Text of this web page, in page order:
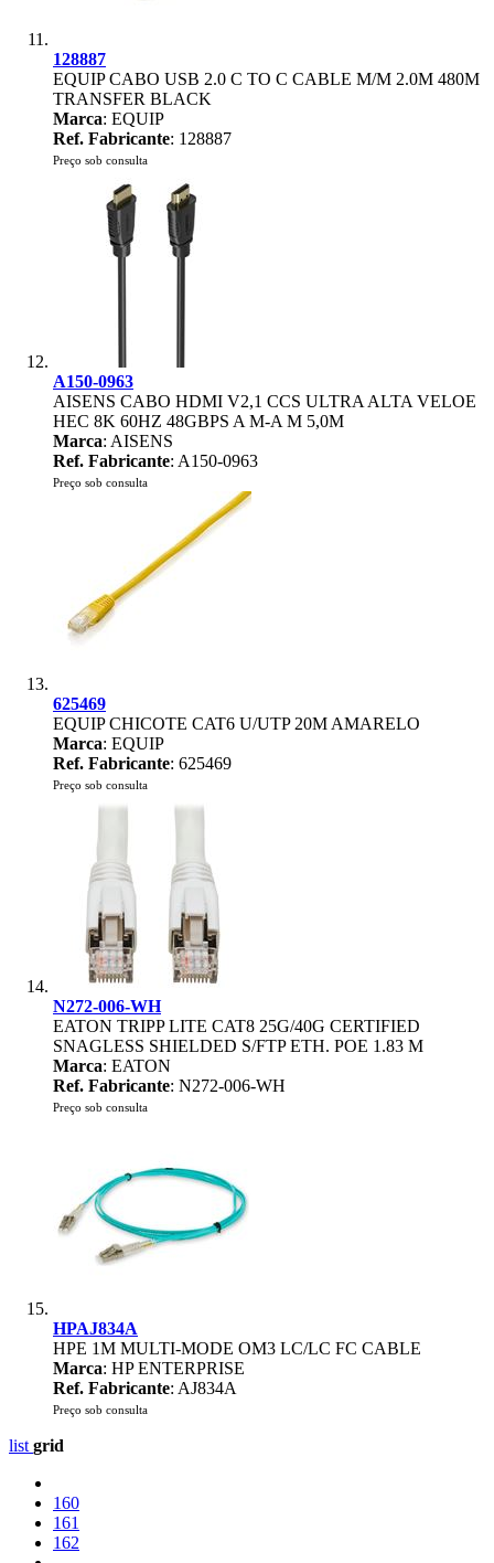
128887
EQUIP CABO USB 2.0 C TO C CABLE M/M 2.0M 480M
TRANSFER BLACK
Marca: EQUIP
Ref. Fabricante: 128887
Preço sob consulta
A150-0963
AISENS CABO HDMI V2,1 CCS ULTRA ALTA VELOE
HEC 8K 60HZ 48GBPS A M-A M 5,0M
Marca: AISENS
Ref. Fabricante: A150-0963
Preço sob consulta
625469
EQUIP CHICOTE CAT6 U/UTP 20M AMARELO
Marca: EQUIP
Ref. Fabricante: 625469
Preço sob consulta
N272-006-WH
EATON TRIPP LITE CAT8 25G/40G CERTIFIED
SNAGLESS SHIELDED S/FTP ETH. POE 1.83 M
Marca: EATON
Ref. Fabricante: N272-006-WH
Preço sob consulta
HPAJ834A
HPE 1M MULTI-MODE OM3 LC/LC FC CABLE
Marca: HP ENTERPRISE
Ref. Fabricante: AJ834A
Preço sob consulta
list grid
160
161
162